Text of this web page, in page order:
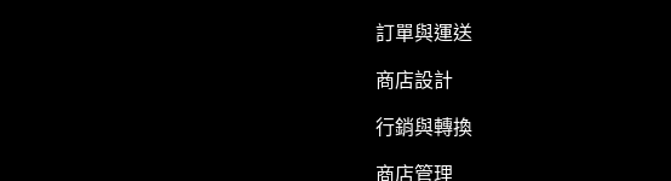
訂單與運送
商店設計
行銷與轉換
商店管理